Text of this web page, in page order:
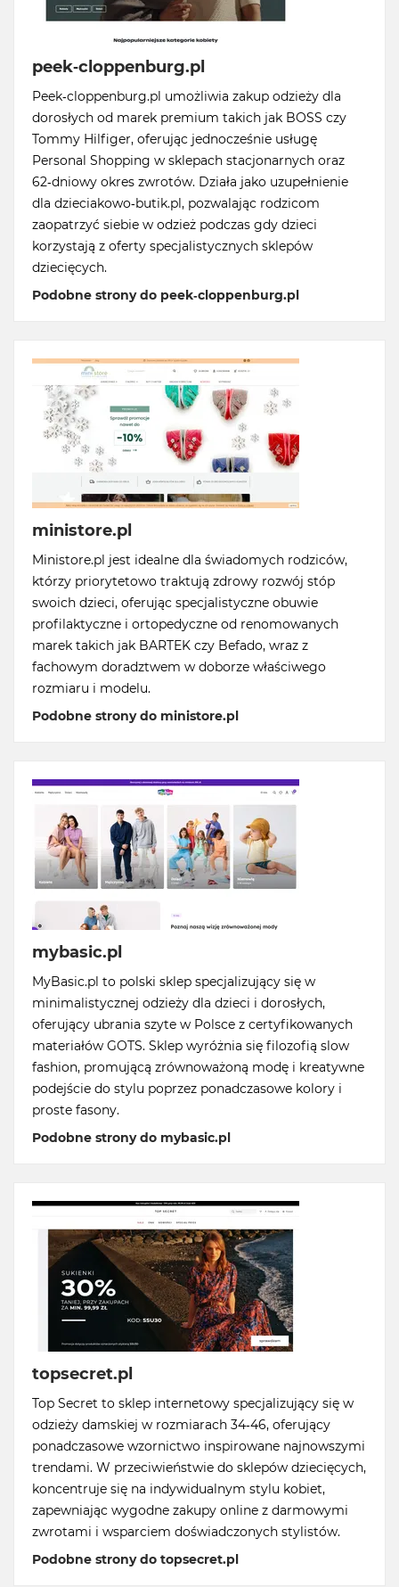
peek-cloppenburg.pl
Peek-cloppenburg.pl umożliwia zakup odzieży dla
dorosłych od marek premium takich jak BOSS czy
Tommy Hilfiger, oferując jednocześnie usługę
Personal Shopping w sklepach stacjonarnych oraz
62-dniowy okres zwrotów. Działa jako uzupełnienie
dla dzieciakowo-butik.pl, pozwalając rodzicom
zaopatrzyć siebie w odzież podczas gdy dzieci
korzystają z oferty specjalistycznych sklepów
dziecięcych.
Podobne strony do peek-cloppenburg.pl
ministore.pl
Ministore.pl jest idealne dla świadomych rodziców,
którzy priorytetowo traktują zdrowy rozwój stóp
swoich dzieci, oferując specjalistyczne obuwie
profilaktyczne i ortopedyczne od renomowanych
marek takich jak BARTEK czy Befado, wraz z
fachowym doradztwem w doborze właściwego
rozmiaru i modelu.
Podobne strony do ministore.pl
mybasic.pl
MyBasic.pl to polski sklep specjalizujący się w
minimalistycznej odzieży dla dzieci i dorosłych,
oferujący ubrania szyte w Polsce z certyfikowanych
materiałów GOTS. Sklep wyróżnia się filozofią slow
fashion, promującą zrównoważoną modę i kreatywne
podejście do stylu poprzez ponadczasowe kolory i
proste fasony.
Podobne strony do mybasic.pl
topsecret.pl
Top Secret to sklep internetowy specjalizujący się w
odzieży damskiej w rozmiarach 34-46, oferujący
ponadczasowe wzornictwo inspirowane najnowszymi
trendami. W przeciwieństwie do sklepów dziecięcych,
koncentruje się na indywidualnym stylu kobiet,
zapewniając wygodne zakupy online z darmowymi
zwrotami i wsparciem doświadczonych stylistów.
Podobne strony do topsecret.pl